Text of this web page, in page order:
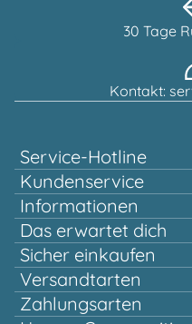
30 Tage
Kontakt:
Service-Hotline
Unterstützung und
0151 58707657
Mo-Di & Do-Fr, 10:00 -
Kundenservice
Informationen
Das erwartet dich
Schnelles einkaufen
Qualität, die sich lohnt
Schon ab 100,00 €
Sicher einkaufen
Mehrfach ausgezeichnet
Versandtarten
Zahlungsarten